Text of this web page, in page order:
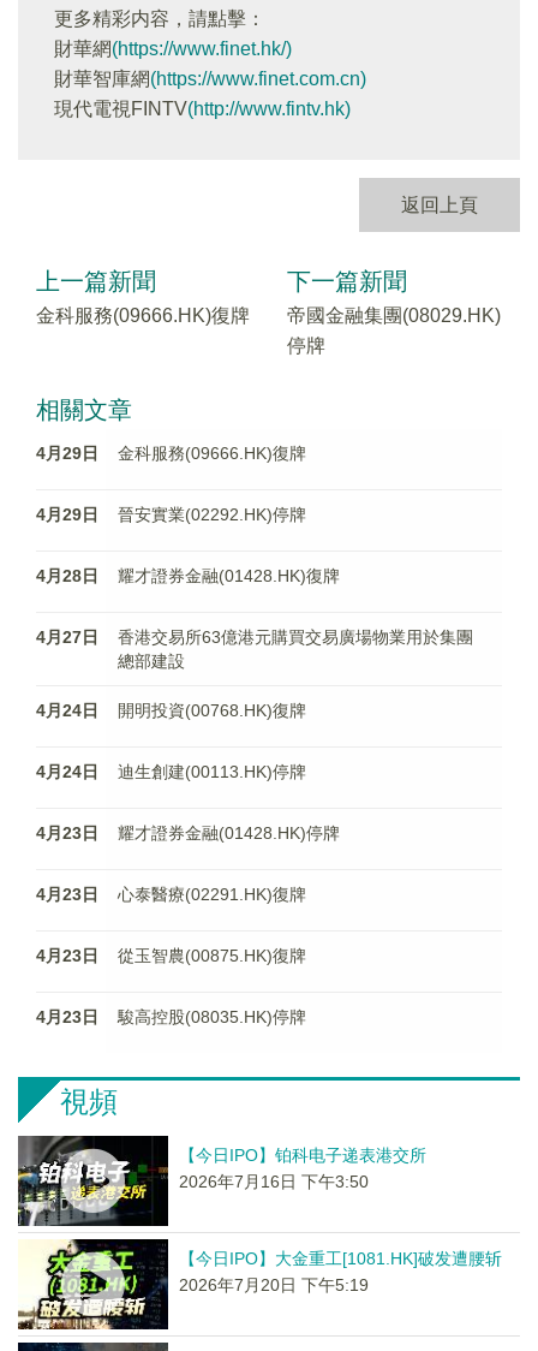
更多精彩内容，請點擊：
財華網(https://www.finet.hk/)
財華智庫網(https://www.finet.com.cn)
現代電視FINTV(http://www.fintv.hk)
返回上頁
上一篇新聞
金科服務(09666.HK)復牌
下一篇新聞
帝國金融集團(08029.HK)
停牌
相關文章
4月29日 金科服務(09666.HK)復牌
4月29日 晉安實業(02292.HK)停牌
4月28日 耀才證券金融(01428.HK)復牌
4月27日
香港交易所63億港元購買交易廣場物業用於集團
總部建設
4月24日 開明投資(00768.HK)復牌
4月24日 迪生創建(00113.HK)停牌
4月23日 耀才證券金融(01428.HK)停牌
4月23日 心泰醫療(02291.HK)復牌
4月23日 從玉智農(00875.HK)復牌
4月23日 駿高控股(08035.HK)停牌
視頻
【今日IPO】铂科电子递表港交所
2026年7月16日 下午3:50
【今日IPO】大金重工[1081.HK]破发遭腰斩
2026年7月20日 下午5:19